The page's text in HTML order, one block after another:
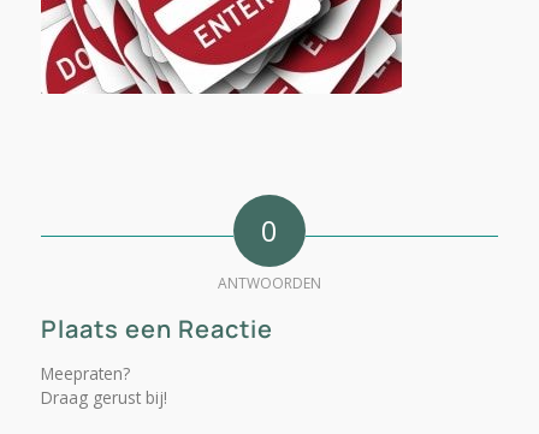
0
ANTWOORDEN
Plaats een Reactie
Meepraten?
Draag gerust bij!